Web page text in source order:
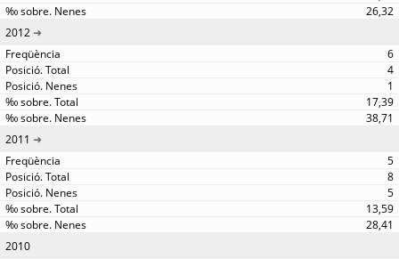
26,32
2012
6
4
1
17,39
38,71
2011
5
8
5
13,59
28,41
2010